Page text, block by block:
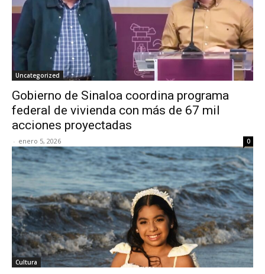
Uncategorized
Gobierno de Sinaloa coordina programa
federal de vivienda con más de 67 mil
acciones proyectadas
- enero 5, 2026 0
Cultura